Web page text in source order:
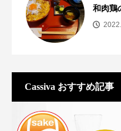
和肉鶏
Cassiva おすすめ記事